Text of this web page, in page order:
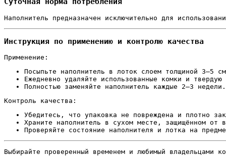
Наполнитель предназначен исключительно для
Инструкция по применению и контролю качества
Применение:
Посыпьте наполнитель в лоток слоем толщиной 3–5
Ежедневно удаляйте использованные комки и
Полностью заменяйте наполнитель каждые 2–3 недели.
Контроль качества:
Убедитесь, что упаковка не повреждена и плотно
Храните наполнитель в сухом месте, защищённом от
Проверяйте состояние наполнителя и лотка на
Выбирайте проверенный временем и любимый владельцами